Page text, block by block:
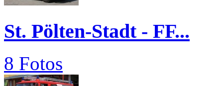
St. Pölten-Stadt - FF...
8 Fotos